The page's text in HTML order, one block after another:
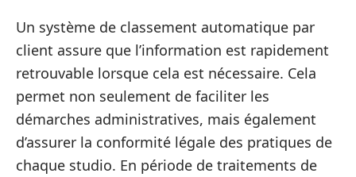
Un système de classement automatique par
client assure que l’information est rapidement
retrouvable lorsque cela est nécessaire. Cela
permet non seulement de faciliter les
démarches administratives, mais également
d’assurer la conformité légale des pratiques de
chaque studio. En période de traitements de